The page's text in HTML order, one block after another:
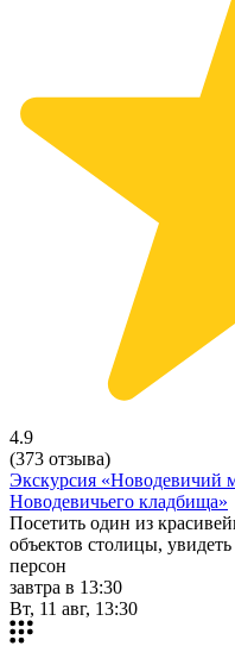
4.9
(373 отзыва)
Экскурсия «Новодевичий
Новодевичьего кладбища»
Посетить один из
объектов столицы,
персон
завтра в 13:30
Вт, 11 авг, 13:30